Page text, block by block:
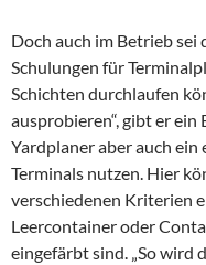
Doch auch im Betrieb
Schulungen für
Schichten durchlaufen
ausprobieren“, gibt er ein
Yardplaner aber auch
Terminals nutzen. Hier
verschiedenen Kriterien
Leercontainer oder
eingefärbt sind. „So wird